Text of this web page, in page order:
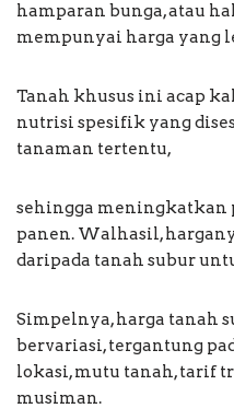
hamparan bunga, atau
mempunyai harga yang
Tanah khusus ini acap
nutrisi spesifik yang
tanaman tertentu,
sehingga meningkatkan
panen. Walhasil,
daripada tanah subur
Simpelnya, harga tanah
bervariasi, tergantung
lokasi, mutu tanah, tarif
musiman.